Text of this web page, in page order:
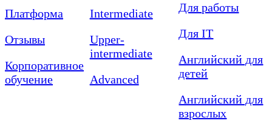
Платформа
Отзывы
Корпоративное
обучение
Intermediate
Upper-
intermediate
Advanced
Для работы
Для IT
Английский для
детей
Английский для
взрослых